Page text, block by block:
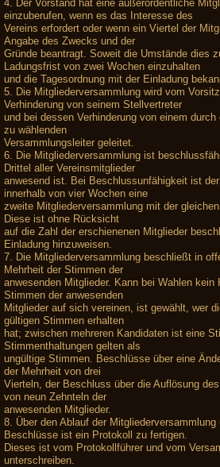
4. Der Vorstand hat eine außerordentliche
einzuberufen, wenn es das Interesse des
Vereins erfordert oder wenn ein Viertel der
Angabe des Zwecks und der
Gründe beantragt. Soweit die Umstände dies
Ladungsfrist von zwei Wochen einzuhalten
und die Tagesordnung mit der Einladung
5. Die Mitgliederversammlung wird vom
Verhinderung von seinem Stellvertreter
und bei dessen Verhinderung von einem
zu wählenden
Versammlungsleiter geleitet.
6. Die Mitgliederversammlung ist
Drittel aller Vereinsmitglieder
anwesend ist. Bei Beschlussunfähigkeit ist
innerhalb von vier Wochen eine
zweite Mitgliederversammlung mit der
Diese ist ohne Rücksicht
auf die Zahl der erschienenen Mitglieder
Einladung hinzuweisen.
7. Die Mitgliederversammlung beschließt in
Mehrheit der Stimmen der
anwesenden Mitglieder. Kann bei Wahlen kein
Stimmen der anwesenden
Mitglieder auf sich vereinen, ist gewählt, wer
gültigen Stimmen erhalten
hat; zwischen mehreren Kandidaten ist eine
Stimmenthaltungen gelten als
ungültige Stimmen. Beschlüsse über eine
der Mehrheit von drei
Vierteln, der Beschluss über die Auflösung
von neun Zehnteln der
anwesenden Mitglieder.
8. Über den Ablauf der
Beschlüsse ist ein Protokoll zu fertigen.
Dieses ist vom Protokollführer und vom
unterschreiben.